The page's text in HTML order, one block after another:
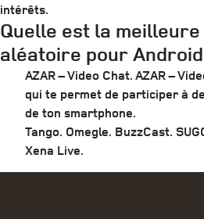
intérêts.
Quelle est la
aléatoire pour
AZAR – Video Chat. AZAR –
qui te permet de participer à
de ton smartphone.
Tango. Omegle. BuzzCast.
Xena Live.